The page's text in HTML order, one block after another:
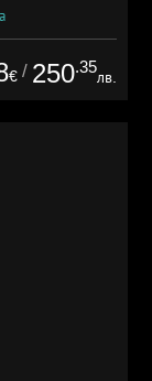
€ / 250.35
лв.